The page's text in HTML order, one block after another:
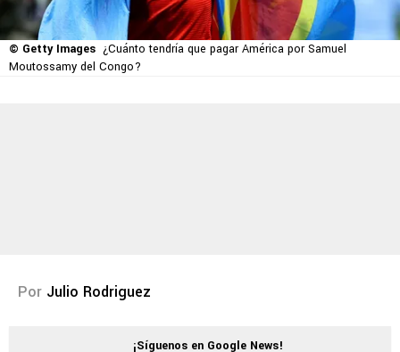
© Getty Images ¿Cuánto tendría que pagar América por Samuel
Moutossamy del Congo?
Por Julio Rodriguez
¡Síguenos en Google News!